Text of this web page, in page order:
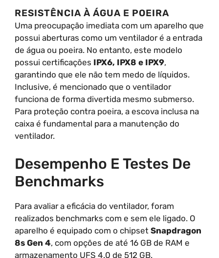
RESISTÊNCIA À ÁGUA E POEIRA
Uma preocupação imediata com um aparelho que
possui aberturas como um ventilador é a entrada
de água ou poeira. No entanto, este modelo
possui certificações IPX6, IPX8 e IPX9,
garantindo que ele não tem medo de líquidos.
Inclusive, é mencionado que o ventilador
funciona de forma divertida mesmo submerso.
Para proteção contra poeira, a escova inclusa na
caixa é fundamental para a manutenção do
ventilador.
Desempenho E Testes De
Benchmarks
Para avaliar a eficácia do ventilador, foram
realizados benchmarks com e sem ele ligado. O
aparelho é equipado com o chipset Snapdragon
8s Gen 4, com opções de até 16 GB de RAM e
armazenamento UFS 4.0 de 512 GB.